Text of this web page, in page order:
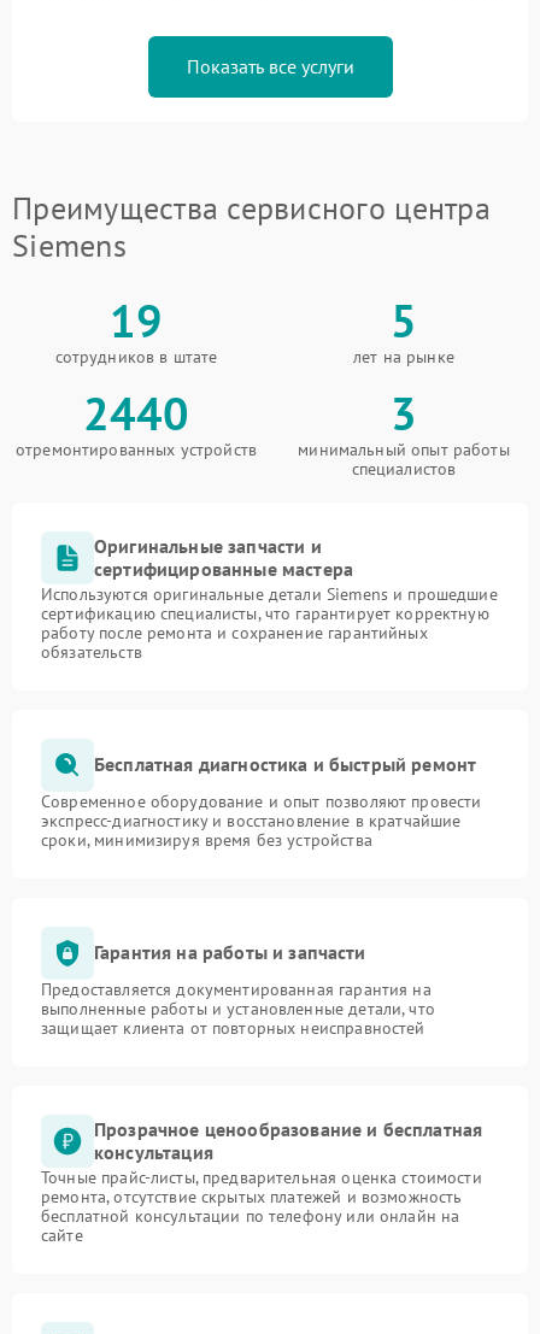
Показать все услуги
Преимущества сервисного центра
Siemens
19
сотрудников в штате
5
лет на рынке
2440
отремонтированных устройств
3
минимальный опыт работы
специалистов
Оригинальные запчасти и
сертифицированные мастера
Используются оригинальные детали Siemens и прошедшие
сертификацию специалисты, что гарантирует корректную
работу после ремонта и сохранение гарантийных
обязательств
Бесплатная диагностика и быстрый ремонт
Современное оборудование и опыт позволяют провести
экспресс-диагностику и восстановление в кратчайшие
сроки, минимизируя время без устройства
Гарантия на работы и запчасти
Предоставляется документированная гарантия на
выполненные работы и установленные детали, что
защищает клиента от повторных неисправностей
Прозрачное ценообразование и бесплатная
консультация
Точные прайс-листы, предварительная оценка стоимости
ремонта, отсутствие скрытых платежей и возможность
бесплатной консультации по телефону или онлайн на
сайте